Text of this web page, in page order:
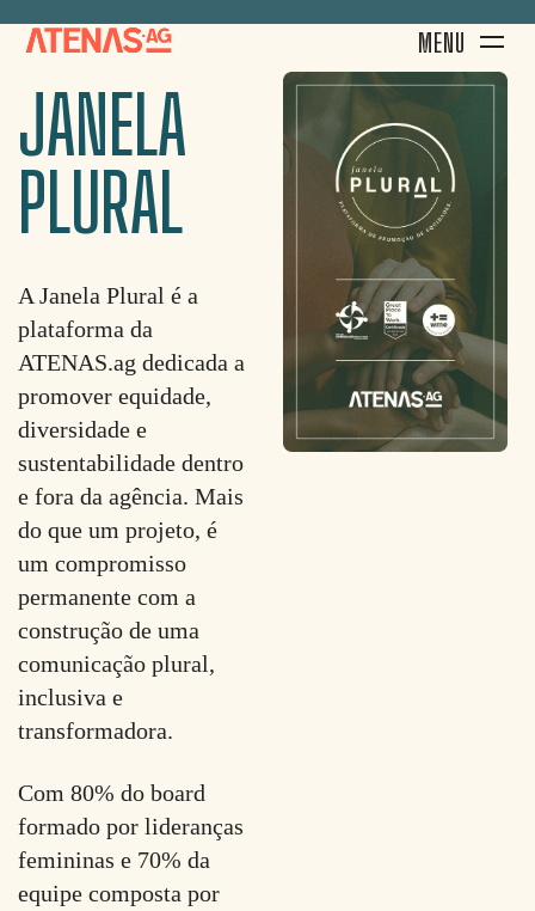
MENU
JANELA
PLURAL
A Janela Plural é a
plataforma da
ATENAS.ag dedicada a
promover equidade,
diversidade e
sustentabilidade dentro
e fora da agência. Mais
do que um projeto, é
um compromisso
permanente com a
construção de uma
comunicação plural,
inclusiva e
transformadora.
Com 80% do board
formado por lideranças
femininas e 70% da
equipe composta por